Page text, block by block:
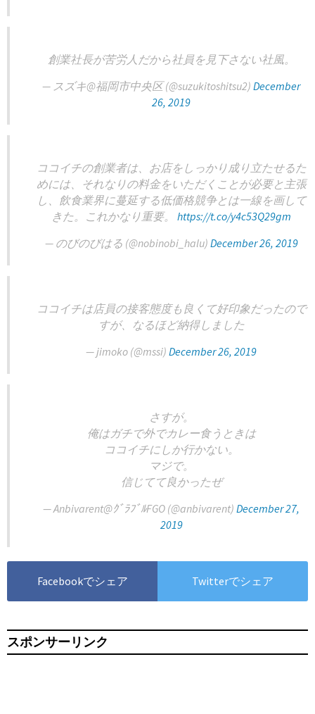
創業社長が苦労人だから社員を見下さない社風。
— スズキ@福岡市中央区 (@suzukitoshitsu2) December
26, 2019
ココイチの創業者は、お店をしっかり成り立たせるた
めには、それなりの料金をいただくことが必要と主張
し、飲食業界に蔓延する低価格競争とは一線を画して
きた。これかなり重要。 https://t.co/y4c53Q29gm
— のびのびはる (@nobinobi_halu) December 26, 2019
ココイチは店員の接客態度も良くて好印象だったので
すが、なるほど納得しました
— jimoko (@mssi) December 26, 2019
さすが。
俺はガチで外でカレー食うときは
ココイチにしか行かない。
マジで。
信じてて良かったぜ
— Anbivarent@ｸﾞﾗﾌﾞﾙFGO (@anbivarent) December 27,
2019
Facebookでシェア Twitterでシェア
スポンサーリンク